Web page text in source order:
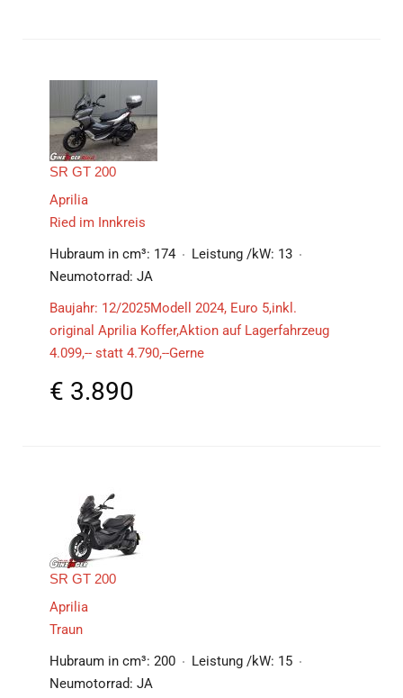
SR GT 200
Aprilia
Ried im Innkreis
Hubraum in cm³: 174 Leistung /kW: 13
Neumotorrad: JA
Baujahr: 12/2025Modell 2024, Euro 5,inkl.
original Aprilia Koffer,Aktion auf Lagerfahrzeug
4.099,-- statt 4.790,--Gerne
€ 3.890
SR GT 200
Aprilia
Traun
Hubraum in cm³: 200 Leistung /kW: 15
Neumotorrad: JA